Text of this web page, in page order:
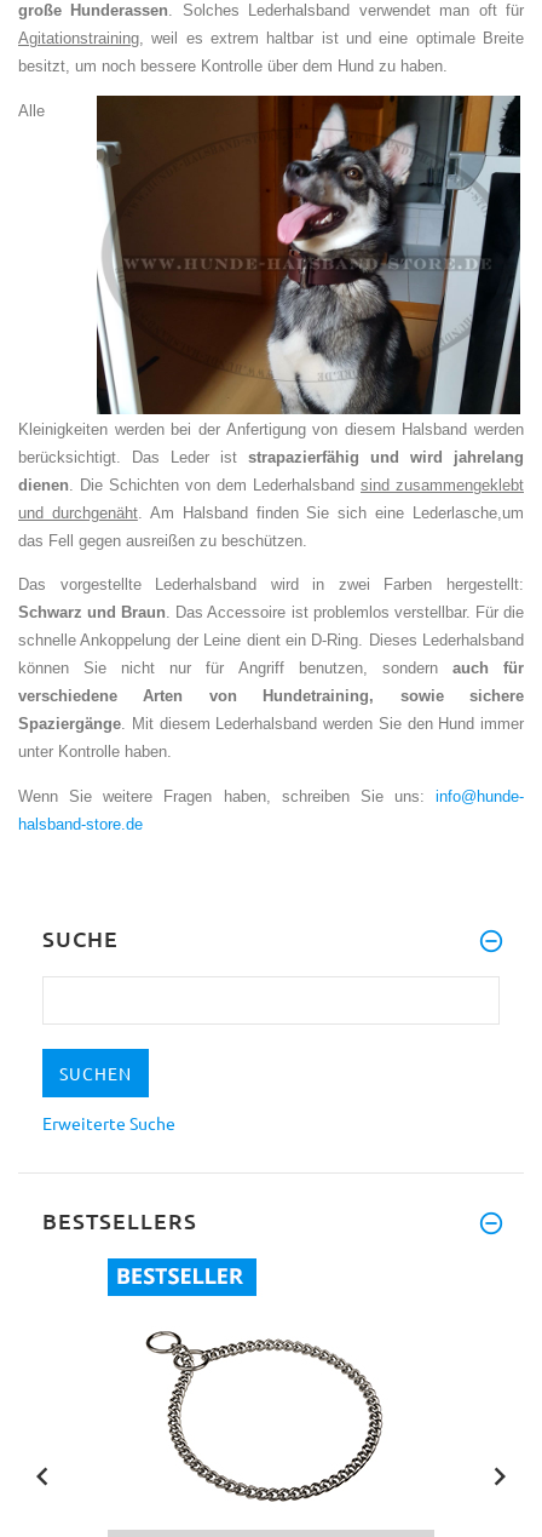
große Hunderassen. Solches Lederhalsband verwendet man oft für
Agitationstraining, weil es extrem haltbar ist und eine optimale Breite
besitzt, um noch bessere Kontrolle über dem Hund zu haben.
Alle
Kleinigkeiten werden bei der Anfertigung von diesem Halsband werden
berücksichtigt. Das Leder ist strapazierfähig und wird jahrelang
dienen . Die Schichten von dem Lederhalsband sind zusammengeklebt
und durchgenäht. Am Halsband finden Sie sich eine Lederlasche,um
das Fell gegen ausreißen zu beschützen.
Das vorgestellte Lederhalsband wird in zwei Farben hergestellt:
Schwarz und Braun. Das Accessoire ist problemlos verstellbar. Für die
schnelle Ankoppelung der Leine dient ein D-Ring. Dieses Lederhalsband
können Sie nicht nur für Angriff benutzen, sondern auch für
verschiedene Arten von Hundetraining, sowie sichere
Spaziergänge. Mit diesem Lederhalsband werden Sie den Hund immer
unter Kontrolle haben.
Wenn Sie weitere Fragen haben, schreiben Sie uns: info@hunde-
halsband-store.de
SUCHE
Erweiterte Suche
BESTSELLERS